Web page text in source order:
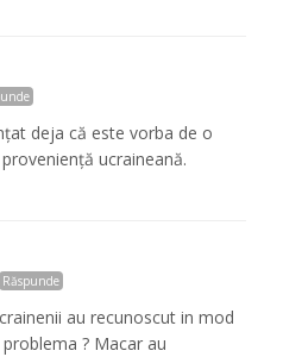
deja că este vorba de o
ucraineană.
Răspunde
au recunoscut in mod
? Macar au